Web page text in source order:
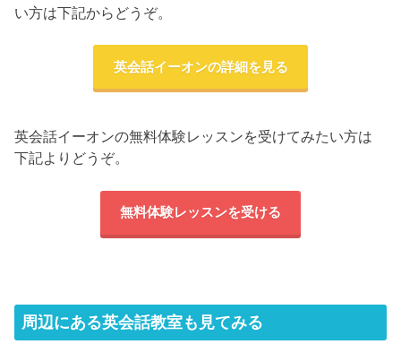
い方は下記からどうぞ。
英会話イーオンの詳細を見る
英会話イーオンの無料体験レッスンを受けてみたい方は
下記よりどうぞ。
無料体験レッスンを受ける
周辺にある英会話教室も見てみる